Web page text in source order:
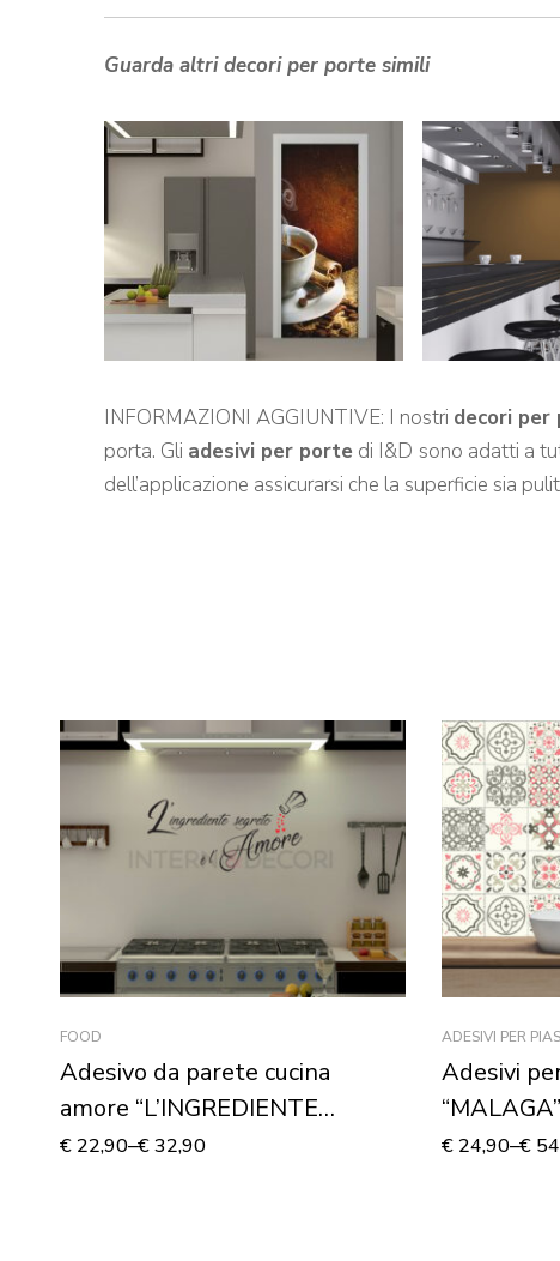
Guarda altri decori per porte simili
INFORMAZIONI AGGIUNTIVE: I nostri decori per
porta. Gli adesivi per porte di I&D sono adatti a
dell’applicazione assicurarsi che la superficie sia
FOOD
Adesivo da parete cucina
amore “L’INGREDIENTE
SEGRETO”
€ 22,90–€32,90
ADESIVI PER
Adesivi
“MALAGA”
€24,90–€